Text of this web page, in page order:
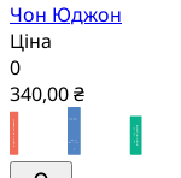
Чон Юджон
Ціна
0
340,00 ₴